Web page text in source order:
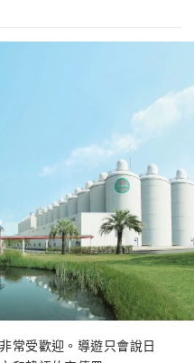
一個空間可以透過玻璃
瓶過程。
常受歡迎。導遊只會說日